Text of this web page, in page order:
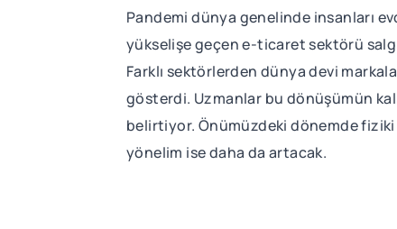
Pandemi dünya genelinde insanları
yükselişe geçen e-ticaret sektörü
Farklı sektörlerden dünya devi
gösterdi. Uzmanlar bu dönüşümün
belirtiyor. Önümüzdeki dönemde
yönelim ise daha da artacak.